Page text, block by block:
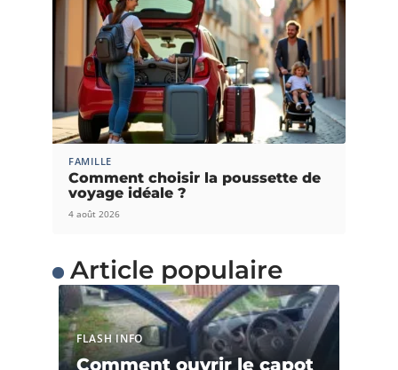
FAMILLE
Comment choisir la poussette de
voyage idéale ?
4 août 2026
Article populaire
FLASH INFO
Comment ouvrir le capot